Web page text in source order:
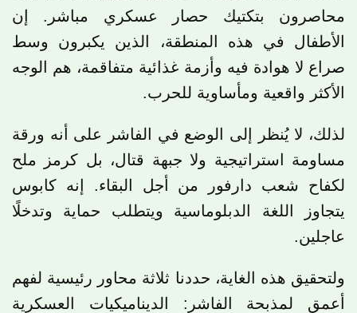
محاصرون بتكتيك حصار عسكري مباشر. إن
الأطفال في هذه المنطقة، الذين يكبرون وسط
صراع لا هوادة فيه وأزمة غذائية متفاقمة، هم الوجه
الأكثر واقعية ومأساوية للحرب.
لذلك، لا يُنظر إلى الوضع في الفاشر على أنه ورقة
مساومة استراتيجية ولا جبهة قتال، بل كرمز ملح
لكفاح شعب دارفور من أجل البقاء. إنه كابوس
يتجاوز اللغة الدبلوماسية ويتطلب حماية وتدخلًا
عاجلين.
ولتحقيق هذه الغاية، حددنا ثلاثة محاور رئيسية لفهم
أعمق لمذبحة الفاشر: الديناميكيات العسكرية